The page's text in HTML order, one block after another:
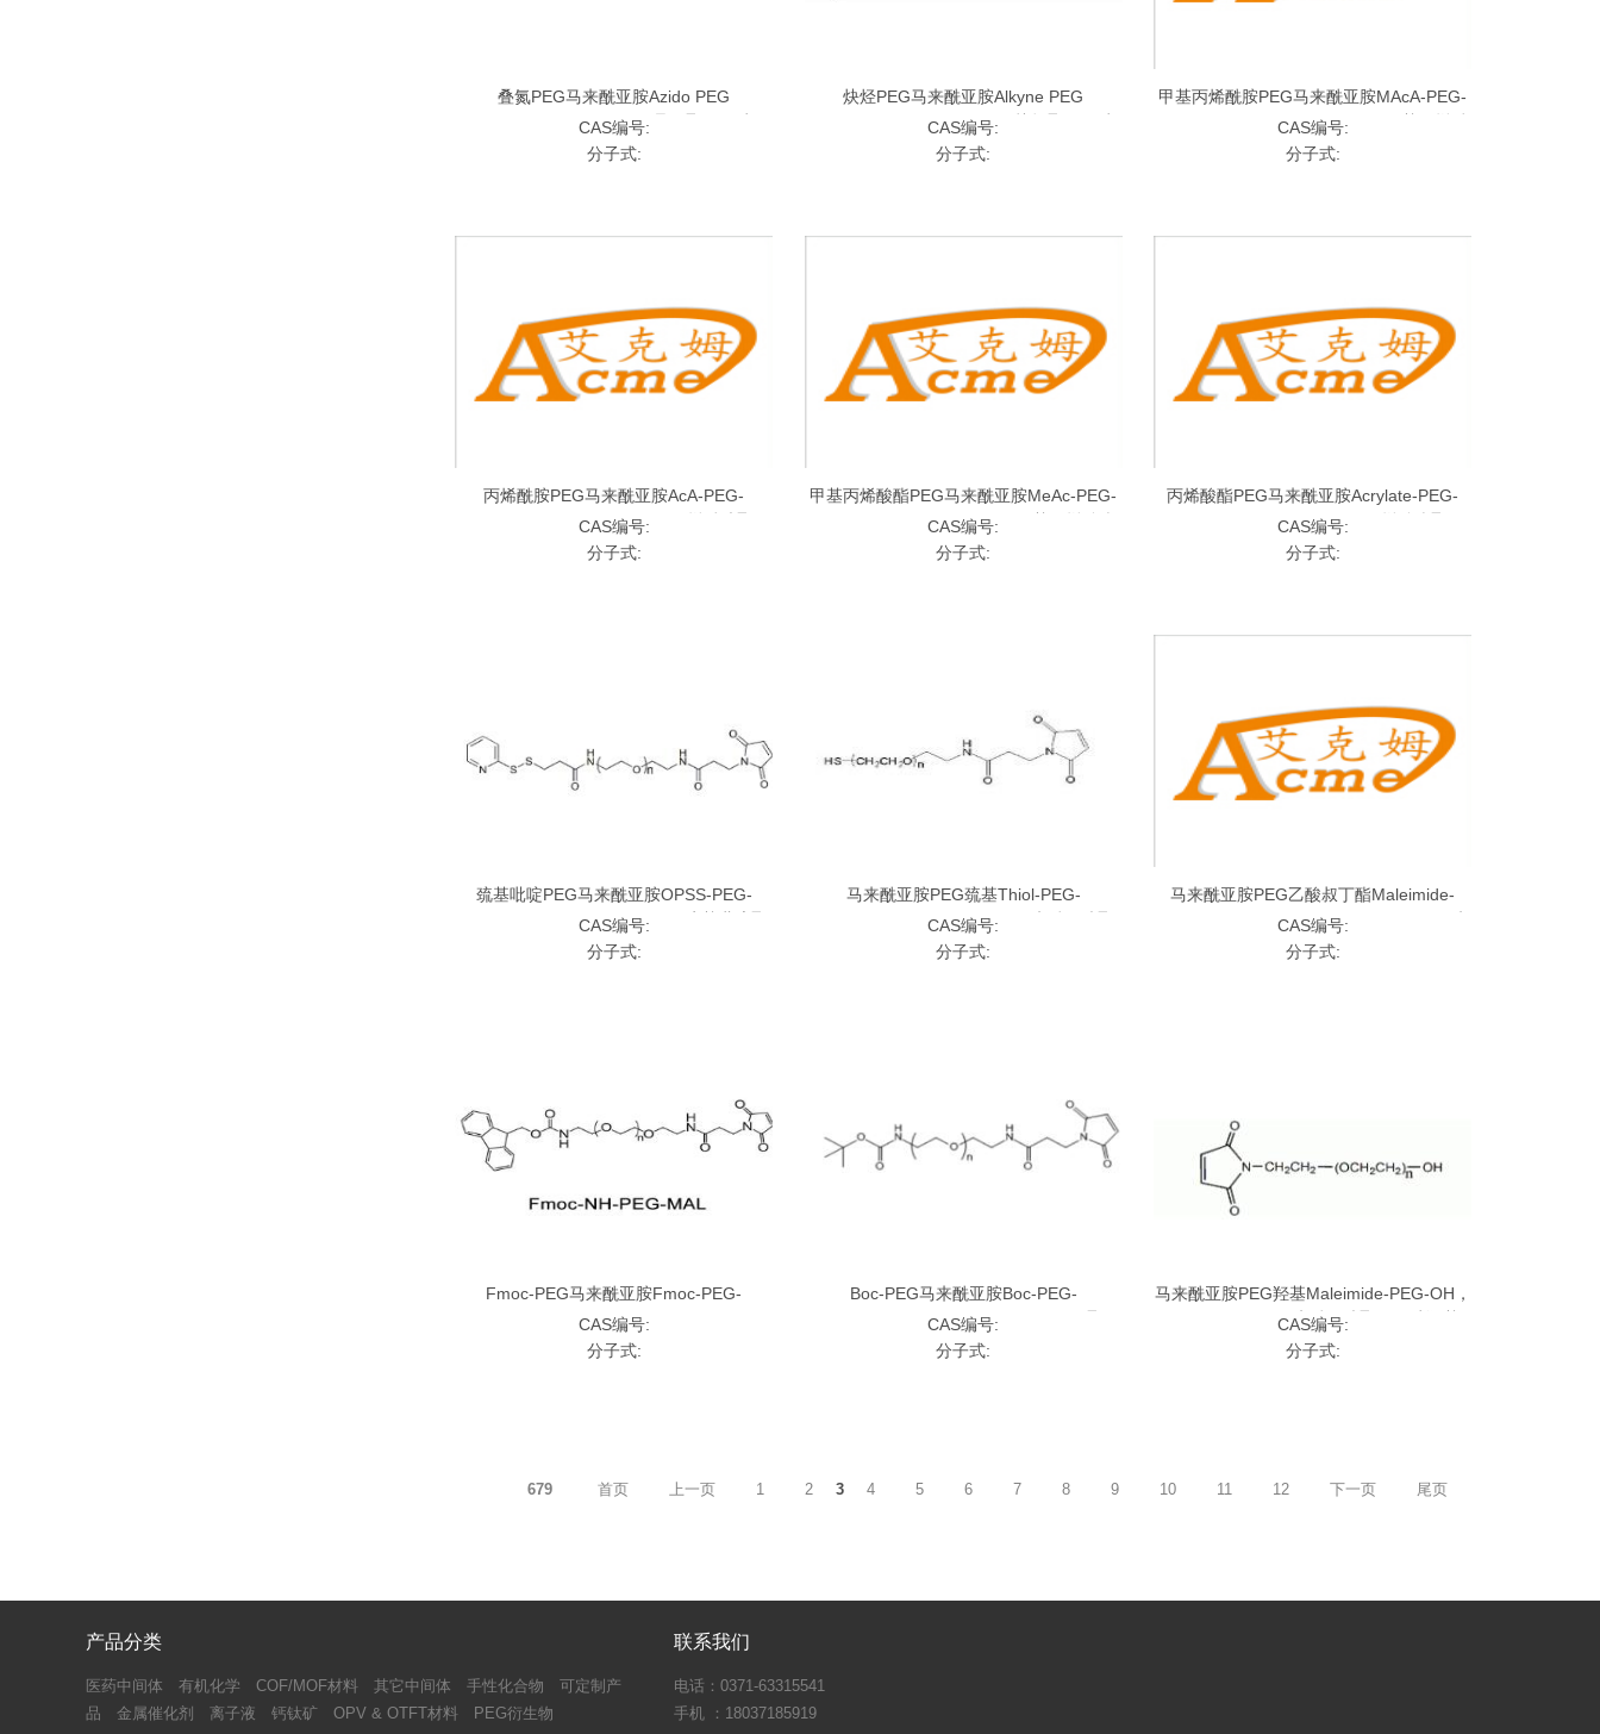
叠氮PEG马来酰亚胺Azido PEG
Maleimide, N3-PEG-MAL;叠氮聚乙二醇马
来酰亚胺
CAS编号:
分子式:
炔烃PEG马来酰亚胺Alkyne PEG
Maleimide, ALK-PEG-MAL;炔烃聚乙二醇
马来酰亚胺
CAS编号:
分子式:
甲基丙烯酰胺PEG马来酰亚胺MAcA-PEG-
Maleimide，MACA-PEG-MAL;甲基丙烯酰
胺聚乙二醇马来酰亚胺
CAS编号:
分子式:
丙烯酰胺PEG马来酰亚胺AcA-PEG-
Maleimide，ACA-PEG-MAL;丙烯酰胺聚乙
二醇马来酰亚胺
CAS编号:
分子式:
甲基丙烯酸酯PEG马来酰亚胺MeAc-PEG-
Maleimide，MA-PEG-MAL;甲基丙烯酸酯
聚乙二醇马来酰亚胺
CAS编号:
分子式:
丙烯酸酯PEG马来酰亚胺Acrylate-PEG-
Maleimide，DA-PEG-MAL;丙烯酸酯聚乙
二醇马来酰亚胺
CAS编号:
分子式:
巯基吡啶PEG马来酰亚胺OPSS-PEG-
Maleimide，OPSS-PEG-MAL;巯基吡啶聚
乙二醇马来酰亚胺
CAS编号:
分子式:
马来酰亚胺PEG巯基Thiol-PEG-
Maleimide，MAL-PEG-SH;马来酰亚胺聚
乙二醇巯基
CAS编号:
分子式:
马来酰亚胺PEG乙酸叔丁酯Maleimide-
PEG-t-butyl acetate，MAL-PEG-Tert;马来
酰亚胺聚乙二醇乙酸叔丁酯
CAS编号:
分子式:
Fmoc-PEG马来酰亚胺Fmoc-PEG-
Maleimide，FMOC-NH-PEG-MAL;Fmoc-
聚乙二醇马来酰亚胺
CAS编号:
分子式:
Boc-PEG马来酰亚胺Boc-PEG-
Maleimide，BOC-NH-PEG-MAL;Boc-聚乙
二醇马来酰亚胺
CAS编号:
分子式:
马来酰亚胺PEG羟基Maleimide-PEG-OH，
MAL-PEG-OH;马来酰亚胺聚乙二醇羟基
CAS编号:
分子式:
679 首页 上一页 1 2 3 4 5 6 7 8 9 10 11 12 下一页 尾页
产品分类
医药中间体 有机化学 COF/MOF材料 其它中间体 手性化合物
可定制产
品
金属催化剂 离子液 钙钛矿 OPV & OTFT材料 PEG衍生物
联系我们
电话：0371-63315541
手机 ：18037185919